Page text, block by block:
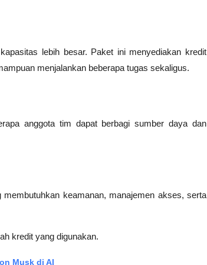
lebih besar. Paket ini menyediakan kredit
menjalankan beberapa tugas sekaligus.
anggota tim dapat berbagi sumber daya dan
keamanan, manajemen akses, serta
kredit yang digunakan.
Musk di AI